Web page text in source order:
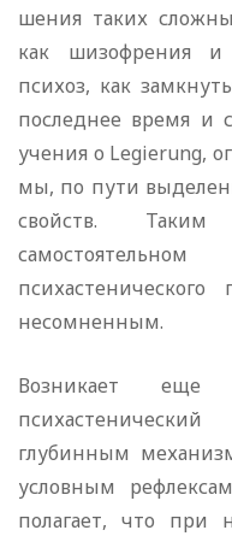
шения таких
как шизофрения и
психоз, как
последнее время и
учения о Legierung,
мы, по пути
свойств.
несомненным.
Возникает еще
глубинным
условным
полагает, что при